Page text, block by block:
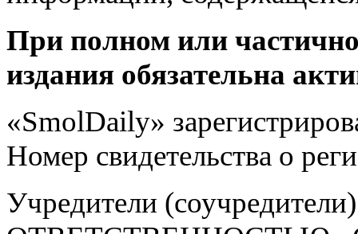
При полном или
издания обязательна
«SmolDaily»
Номер свидетельства о
Учредители